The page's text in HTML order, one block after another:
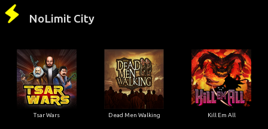
NoLimit City
Tsar Wars Dead Men Walking Kill Em All